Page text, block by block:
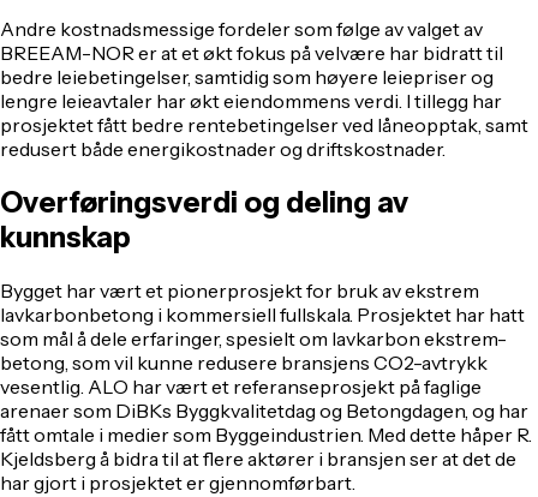
Andre kostnadsmessige fordeler som følge av valget av
BREEAM-NOR er at et økt fokus på velvære har bidratt til
bedre leiebetingelser, samtidig som høyere leiepriser og
lengre leieavtaler har økt eiendommens verdi. I tillegg har
prosjektet fått bedre rentebetingelser ved låneopptak, samt
redusert både energikostnader og driftskostnader.
Overføringsverdi og deling av
kunnskap
Bygget har vært et pionerprosjekt for bruk av ekstrem
lavkarbonbetong i kommersiell fullskala. Prosjektet har hatt
som mål å dele erfaringer, spesielt om lavkarbon ekstrem-
betong, som vil kunne redusere bransjens CO2-avtrykk
vesentlig. ALO har vært et referanseprosjekt på faglige
arenaer som DiBKs Byggkvalitetdag og Betongdagen, og har
fått omtale i medier som Byggeindustrien. Med dette håper R.
Kjeldsberg å bidra til at flere aktører i bransjen ser at det de
har gjort i prosjektet er gjennomførbart.